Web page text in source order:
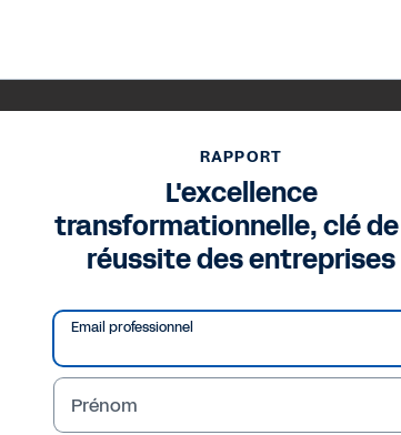
RAPPORT
L'excellence
transformationnelle, clé
réussite des entreprises
Email professionnel
Prénom